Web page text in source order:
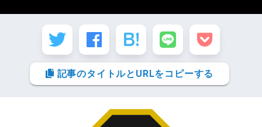
記事のタイトルとURLをコピーする